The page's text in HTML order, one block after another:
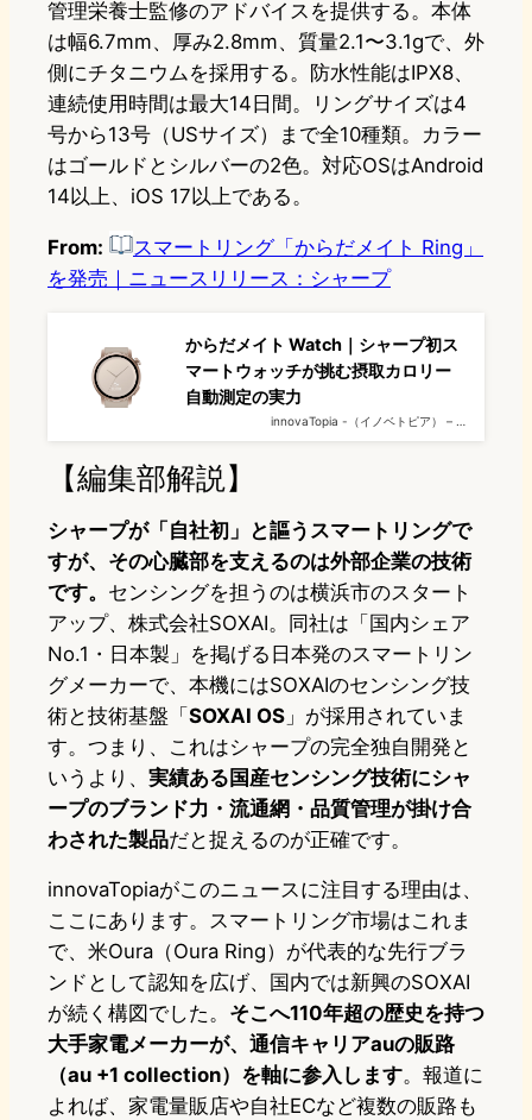
管理栄養士監修のアドバイスを提供する。本体
は幅6.7mm、厚み2.8mm、質量2.1〜3.1gで、外
側にチタニウムを採用する。防水性能はIPX8、
連続使用時間は最大14日間。リングサイズは4
号から13号（USサイズ）まで全10種類。カラー
はゴールドとシルバーの2色。対応OSはAndroid
14以上、iOS 17以上である。
From:
スマートリング「からだメイト Ring」
を発売｜ニュースリリース：シャープ
からだメイト Watch｜シャープ初ス
マートウォッチが挑む摂取カロリー
自動測定の実力
innovaTopia -（イノベトピア） – …
【編集部解説】
シャープが「自社初」と謳うスマートリングで
すが、その心臓部を支えるのは外部企業の技術
です。 センシングを担うのは横浜市のスタート
アップ、株式会社SOXAI。同社は「国内シェア
No.1・日本製」を掲げる日本発のスマートリン
グメーカーで、本機にはSOXAIのセンシング技
術と技術基盤「 SOXAI OS 」が採用されていま
す。つまり、これはシャープの完全独自開発と
いうより、 実績ある国産センシング技術にシャ
ープのブランド力・流通網・品質管理が掛け合
わされた製品だと捉えるのが正確です。
innovaTopiaがこのニュースに注目する理由は、
ここにあります。スマートリング市場はこれま
で、米Oura（Oura Ring）が代表的な先行ブラ
ンドとして認知を広げ、国内では新興のSOXAI
が続く構図でした。 そこへ110年超の歴史を持つ
大手家電メーカーが、通信キャリアauの販路
（au +1 collection）を軸に参入します。報道に
よれば、家電量販店や自社ECなど複数の販路も